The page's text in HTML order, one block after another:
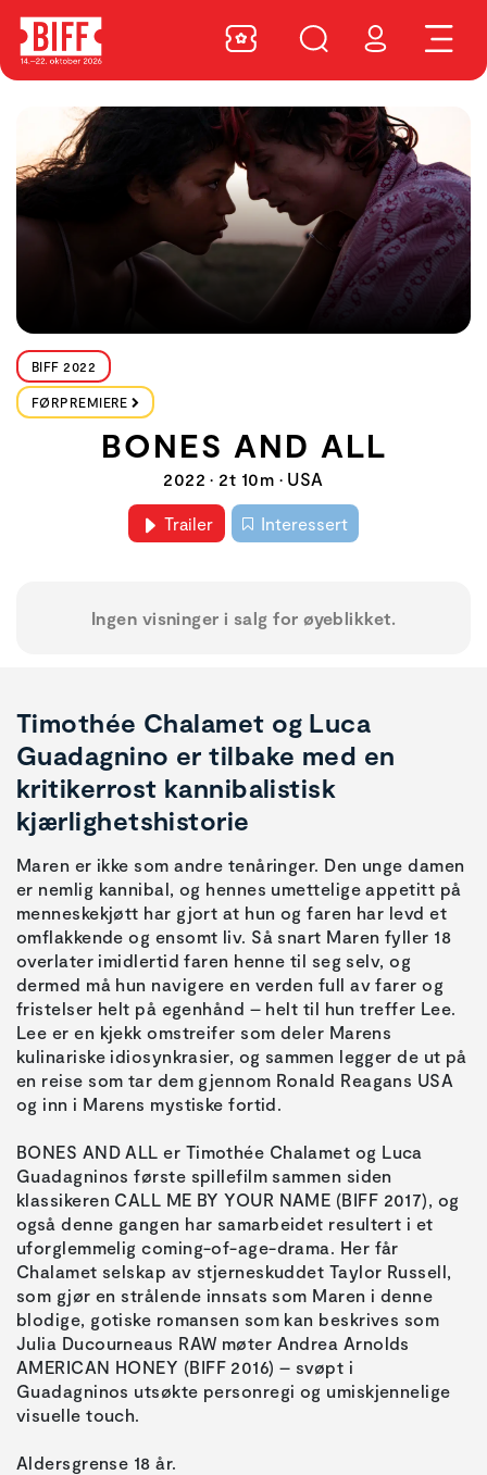
BIFF 2022
FØRPREMIERE
BONES AND ALL
2022 • 2t 10m • USA
Trailer Interessert
Ingen visninger i salg for øyeblikket.
Timothée Chalamet og Luca
Guadagnino er tilbake med en
kritikerrost kannibalistisk
kjærlighetshistorie
Maren er ikke som andre tenåringer. Den unge damen
er nemlig kannibal, og hennes umettelige appetitt på
menneskekjøtt har gjort at hun og faren har levd et
omflakkende og ensomt liv. Så snart Maren fyller 18
overlater imidlertid faren henne til seg selv, og
dermed må hun navigere en verden full av farer og
fristelser helt på egenhånd – helt til hun treffer Lee.
Lee er en kjekk omstreifer som deler Marens
kulinariske idiosynkrasier, og sammen legger de ut på
en reise som tar dem gjennom Ronald Reagans USA
og inn i Marens mystiske fortid.
BONES AND ALL er Timothée Chalamet og Luca
Guadagninos første spillefilm sammen siden
klassikeren CALL ME BY YOUR NAME (BIFF 2017), og
også denne gangen har samarbeidet resultert i et
uforglemmelig coming-of-age-drama. Her får
Chalamet selskap av stjerneskuddet Taylor Russell,
som gjør en strålende innsats som Maren i denne
blodige, gotiske romansen som kan beskrives som
Julia Ducourneaus RAW møter Andrea Arnolds
AMERICAN HONEY (BIFF 2016) – svøpt i
Guadagninos utsøkte personregi og umiskjennelige
visuelle touch.
Aldersgrense 18 år.